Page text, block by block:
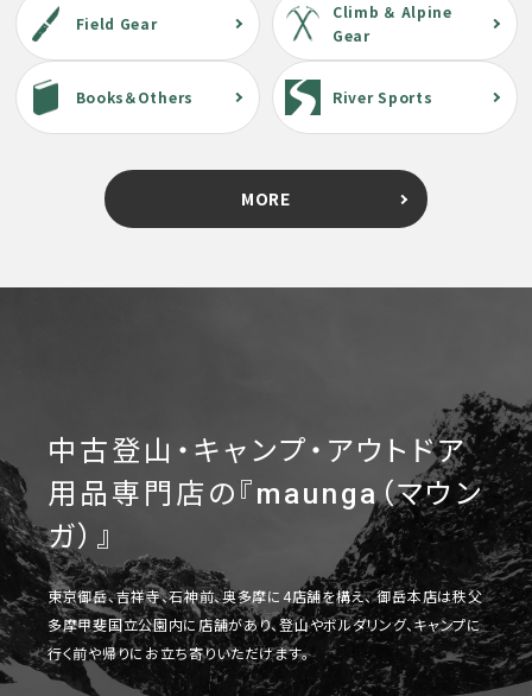
Field Gear
Climb ＆ Alpine
Gear
Books＆Others River Sports
MORE
中古登山・キャンプ・アウトドア
用品専門店の『maunga（マウン
ガ）』
東京御岳、吉祥寺、石神前、奥多摩に4店舗を構え、 御岳本店は秩父
多摩甲斐国立公園内に店舗があり、登山やボルダリング、キャンプに
行く前や帰りにお立ち寄りいただけます。